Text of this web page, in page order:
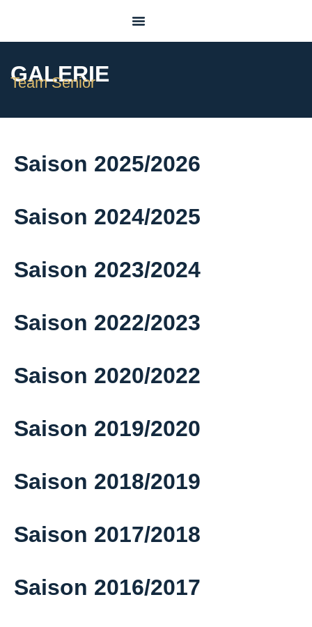
GALERIE
Team Senior
Saison 2025/2026
Saison 2024/2025
Saison 2023/2024
Saison 2022/2023
Saison 2020/2022
Saison 2019/2020
Saison 2018/2019
Saison 2017/2018
Saison 2016/2017